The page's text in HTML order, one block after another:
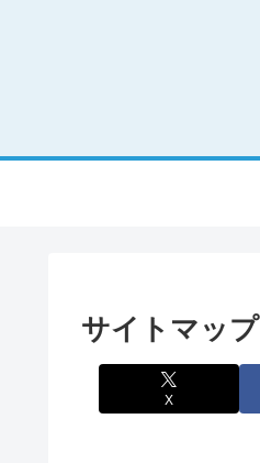
サイトマップ
X